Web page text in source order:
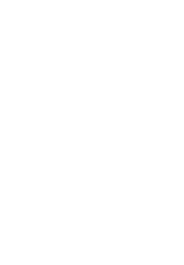
schönes Rotes Meer zu bieten hat.
sie euch stets auf dem Laufenden. Egal,
Programm. Ob im Norden oder Süden, ihr
mit uns zusammen auf die Reise gehen und im